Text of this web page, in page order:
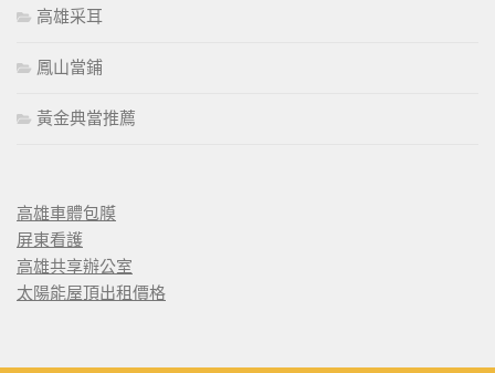
高雄采耳
鳳山當鋪
黃金典當推薦
高雄車體包膜
屏東看護
高雄共享辦公室
太陽能屋頂出租價格